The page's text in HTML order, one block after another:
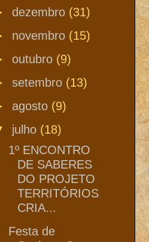
dezembro (31)
novembro (15)
outubro (9)
setembro (13)
agosto (9)
julho (18)
1º ENCONTRO
DE SABERES
DO PROJETO
TERRITÓRIOS
CRIA...
Festa de